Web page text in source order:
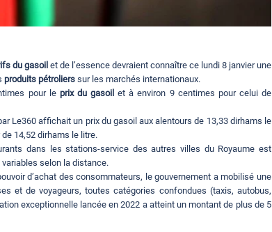
du gasoil et de l’essence devraient connaître ce lundi 8 janvier une
produits pétroliers sur les marchés internationaux.
pour le prix du gasoil et à environ 9 centimes pour celui de
Le360 affichait un prix du gasoil aux alentours de 13,33 dirhams le
14,52 dirhams le litre.
dans les stations-service des autres villes du Royaume est
selon la distance.
d’achat des consommateurs, le gouvernement a mobilisé une
et de voyageurs, toutes catégories confondues (taxis, autobus,
exceptionnelle lancée en 2022 a atteint un montant de plus de 5